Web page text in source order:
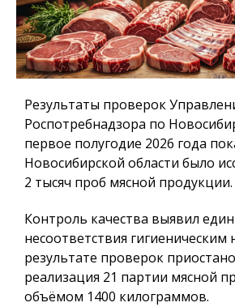
Результаты проверок
Роспотребнадзора по
первое полугодие 2026 года
Новосибирской области было
2 тысяч проб мясной продукции.
Контроль качества выявил
несоответствия
результате проверок
реализация 21 партии мясной
объёмом 1400 килограммов.